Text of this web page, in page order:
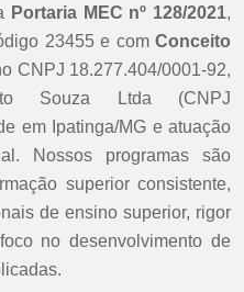
Portaria MEC nº 128/2021,
23455 e com Conceito
CNPJ 18.277.404/0001-92,
Souza Ltda (CNPJ
em Ipatinga/MG e atuação
Nossos programas são
superior consistente,
de ensino superior, rigor
no desenvolvimento de